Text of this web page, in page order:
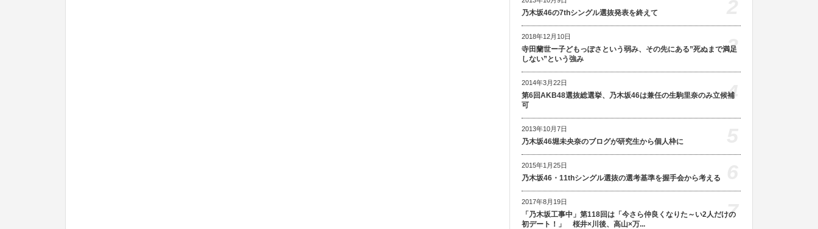
乃木坂46の7thシングル選抜発表を終えて
2018年12月10日
寺田蘭世ー子どもっぽさという弱み、その先にある”死ぬまで満足
しない”という強み
3
2014年3月22日
第6回AKB48選抜総選挙、乃木坂46は兼任の生駒里奈のみ立候補
可
4
2013年10月7日
乃木坂46堀未央奈のブログが研究生から個人枠に
2015年1月25日
乃木坂46・11thシングル選抜の選考基準を握手会から考える
2017年8月19日
「乃木坂工事中」第118回は「今さら仲良くなりた～い2人だけの
初デート！」 桜井×川後、高山×万...
7